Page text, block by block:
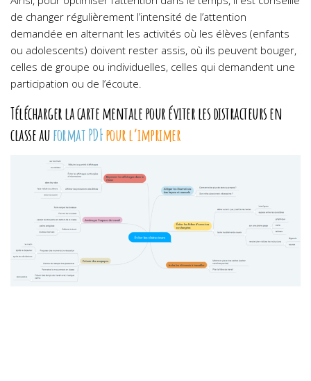
de changer régulièrement l’intensité de l’attention
demandée en alternant les activités où les élèves (enfants
ou adolescents) doivent rester assis, où ils peuvent bouger,
celles de groupe ou individuelles, celles qui demandent une
participation ou de l’écoute.
Télécharger la carte mentale pour éviter les distracteurs en
classe auformat PDFpour l’imprimer